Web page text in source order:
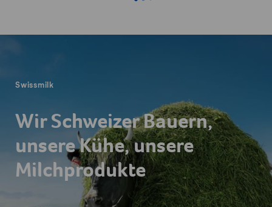
Swissmilk
Wir Schweizer Bauern,
unsere Kühe, unsere
Milchprodukte